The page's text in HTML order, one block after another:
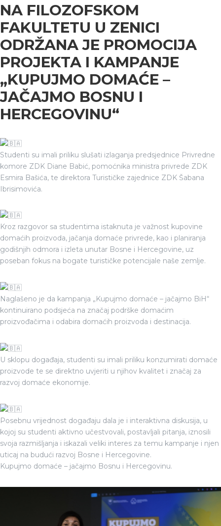
NA FILOZOFSKOM
FAKULTETU U ZENICI
ODRŽANA JE PROMOCIJA
PROJEKTA I KAMPANJE
„KUPUJMO DOMAĆE –
JAČAJMO BOSNU I
HERCEGOVINU“
Studenti su imali priliku slušati izlaganja predsjednice Privredne
komore ZDK Diane Babić, pomoćnika ministra privrede ZDK
Esmira Bašića, te direktora Turističke zajednice ZDK Šabana
Ibrisimovića.
Kroz razgovor sa studentima istaknuta je važnost kupovine
domaćih proizvoda, jačanja domaće privrede, kao i planiranja
godišnjih odmora i izleta unutar Bosne i Hercegovine, uz
poseban fokus na bogate turističke potencijale naše zemlje.
Naglašeno je da kampanja „Kupujmo domaće – jačajmo BiH“
kontinuirano podsjeća na značaj podrške domaćim
proizvođačima i odabira domaćih proizvoda i destinacija.
U sklopu događaja, studenti su imali priliku konzumirati domaće
proizvode te se direktno uvjeriti u njihov kvalitet i značaj za
razvoj domaće ekonomije.
Posebnu vrijednost događaju dala je i interaktivna diskusija, u
kojoj su studenti aktivno učestvovali, postavljali pitanja, iznosili
svoja razmišljanja i iskazali veliki interes za temu kampanje i njen
uticaj na budući razvoj Bosne i Hercegovine.
Kupujmo domaće – jačajmo Bosnu i Hercegovinu.